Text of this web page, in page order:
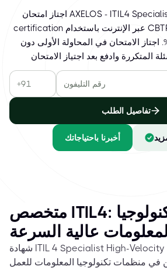
اجتاز امتحان AXELOS - ITIL4 Specialist: High Velocity IT
certification عبر الإنترنت باستخدام CBTProxy، مع ضمان اجتياز
بنسبة 100%. اجتاز الامتحان في المحاولة الأولى دون
تفاصيل الطلب
أخبرنا باحتياجاتك
متخصص ITIL4: اختبار تكنولوجيا
شهادة ITIL 4 Specialist High-Velocity IT هي أداة أساسية
في منظمات تكنولوجيا المعلومات للعمل